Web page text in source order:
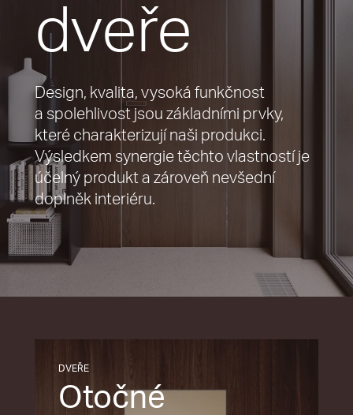
dveře
Design, kvalita, vysoká funkčnost
a spolehlivost jsou základními prvky,
které charakterizují naši produkci.
Výsledkem synergie těchto vlastností je
účelný produkt a zároveň nevšední
doplněk interiéru.
DVEŘE
Otočné